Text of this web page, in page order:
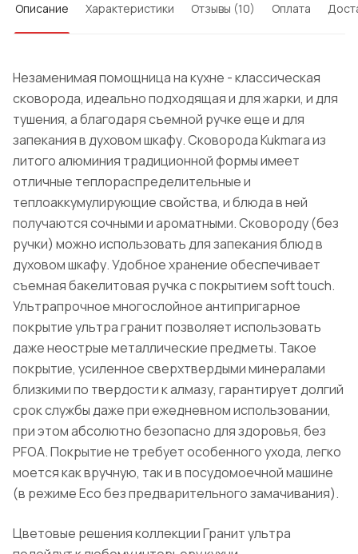
Описание Характеристики Отзывы (10) Оплата
Незаменимая помощница на кухне - классическая
сковорода, идеально подходящая и для жарки, и для
тушения, а благодаря съемной ручке еще и для
запекания в духовом шкафу. Сковорода Kukmara из
литого алюминия традиционной формы имеет
отличные теплораспределительные и
теплоаккумулирующие свойства, и блюда в ней
получаются сочными и ароматными. Сковороду (без
ручки) можно использовать для запекания блюд в
духовом шкафу. Удобное хранение обеспечивает
съемная бакелитовая ручка с покрытием soft touch.
Ультрапрочное многослойное антипригарное
покрытие ультра гранит позволяет использовать
даже неострые металлические предметы. Такое
покрытие, усиленное сверхтвердыми минералами
близкими по твердости к алмазу, гарантирует долгий
срок службы даже при ежедневном использовании,
при этом абсолютно безопасно для здоровья, без
PFOA. Покрытие не требует особенного ухода, легко
моется как вручную, так и в посудомоечной машине
(в режиме Eco без предварительного замачивания).
Цветовые решения коллекции Гранит ультра